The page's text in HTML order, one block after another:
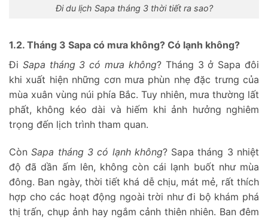
Đi du lịch Sapa tháng 3 thời tiết ra sao?
1.2. Tháng 3 Sapa có mưa không? Có lạnh không?
Đi Sapa tháng 3 có mưa không? Tháng 3 ở Sapa đôi
khi xuất hiện những cơn mưa phùn nhẹ đặc trưng của
mùa xuân vùng núi phía Bắc. Tuy nhiên, mưa thường lất
phất, không kéo dài và hiếm khi ảnh hưởng nghiêm
trọng đến lịch trình tham quan.
CònSapa tháng 3 có lạnh không? Sapa tháng 3 nhiệt
độ đã dần ấm lên, không còn cái lạnh buốt như mùa
đông. Ban ngày, thời tiết khá dễ chịu, mát mẻ, rất thích
hợp cho các hoạt động ngoài trời như đi bộ khám phá
thị trấn, chụp ảnh hay ngắm cảnh thiên nhiên. Ban đêm